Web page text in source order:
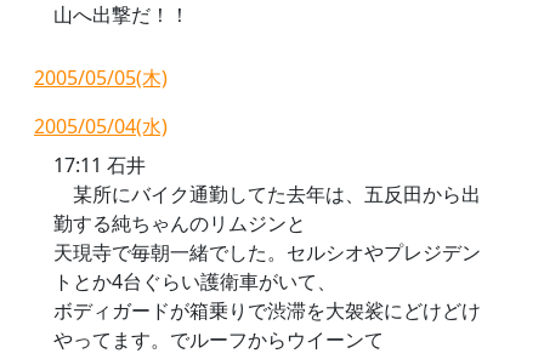
山へ出撃だ！！
2005/05/05(木)
2005/05/04(水)
17:11 石井
某所にバイク通勤してた去年は、五反田から出
勤する純ちゃんのリムジンと
天現寺で毎朝一緒でした。セルシオやプレジデン
トとか4台ぐらい護衛車がいて、
ボディガードが箱乗りで渋滞を大袈裟にどけどけ
やってます。でルーフからウイーンて